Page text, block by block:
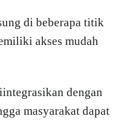
di beberapa titik
akses mudah
dengan
masyarakat dapat